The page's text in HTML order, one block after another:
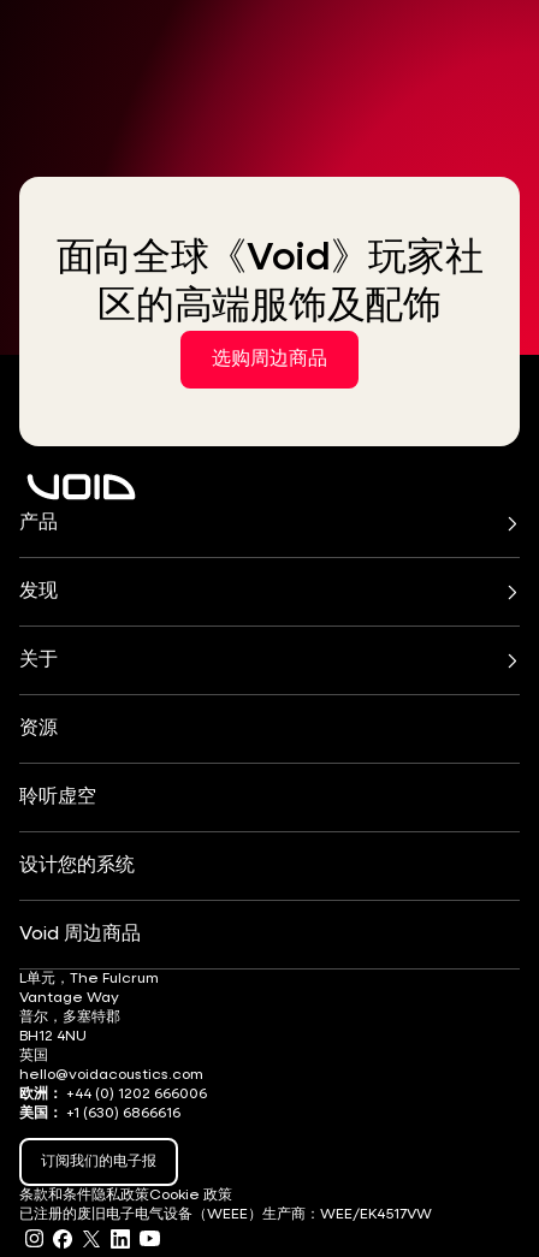
面向全球《Void》玩家社
区的高端服饰及配饰
选购周边商品
产品
空气系列
Arcline 系列
Cirrus 系列
Venu 系列
发现
酒吧和餐厅
海滩、泳池和屋顶露台
俱乐部文化
艺术与文化
关于
关于
联系方式
洞察力
资源
聆听虚空
设计您的系统
Void 周边商品
条款和条件隐私政策Cookie 政策
已注册的废旧电子电气设备（WEEE）生产商：WEE/EK4517VW
L单元，The Fulcrum
Vantage Way
普尔，多塞特郡
BH12 4NU
英国
hello@voidacoustics.com
欧洲：
+44 (0) 1202 666006
美国：
+1 (630) 6866616
订阅我们的电子报